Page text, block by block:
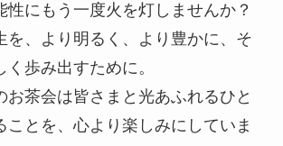
性にもう一度火を灯しませんか？
を、より明るく、より豊かに、そ
く歩み出すために。
お茶会は皆さまと光あふれるひと
ことを、心より楽しみにしていま